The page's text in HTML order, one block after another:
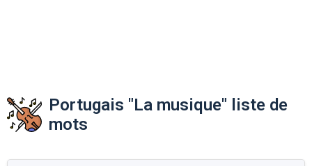
Portugais "La musique" liste de
mots